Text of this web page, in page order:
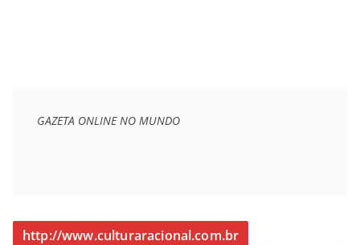
GAZETA ONLINE NO MUNDO
http://www.culturaracional.com.br